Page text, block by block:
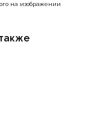
на изображении